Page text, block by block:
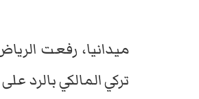
ميدانيا، رفعت
تركي المالكي بالرد